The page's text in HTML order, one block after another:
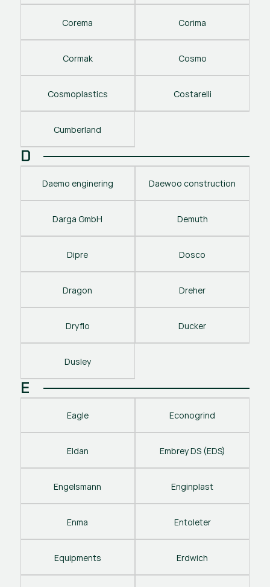
Corema Corima
Cormak Cosmo
Cosmoplastics Costarelli
Cumberland
D
Daemo enginering Daewoo construction
Darga GmbH Demuth
Dipre Dosco
Dragon Dreher
Dryflo Ducker
Dusley
E
Eagle Econogrind
Eldan Embrey DS (EDS)
Engelsmann Enginplast
Enma Entoleter
Equipments Erdwich